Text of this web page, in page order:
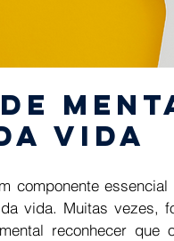
vida
componente
vida. Muitas vezes,
reconhecer